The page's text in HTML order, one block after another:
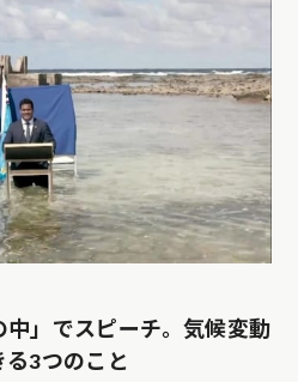
」でスピーチ。気候変動
3つのこと